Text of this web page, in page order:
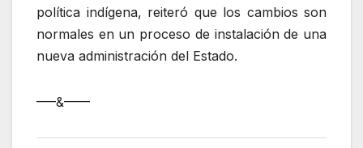
política indígena, reiteró que los cambios son
normales en un proceso de instalación de una
nueva administración del Estado.
—–&——